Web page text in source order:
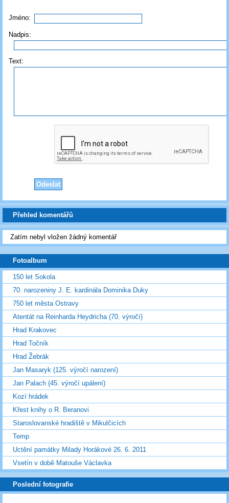
Jméno:
Nadpis:
Text:
Přehled komentářů
Zatím nebyl vložen žádný komentář
Fotoalbum
150 let Sokola
70. narozeniny J. E. kardinála Dominika Duky
750 let města Ostravy
Atentát na Reinharda Heydricha (70. výročí)
Hrad Krakovec
Hrad Točník
Hrad Žebrák
Jan Masaryk (125. výročí narození)
Jan Palach (45. výročí upálení)
Kozí hrádek
Křest knihy o R. Beranovi
Staroslovanské hradiště v Mikulčicích
Temp
Uctění památky Milady Horákové 26. 6. 2011
Vsetín v době Matouše Václavka
Poslední fotografie